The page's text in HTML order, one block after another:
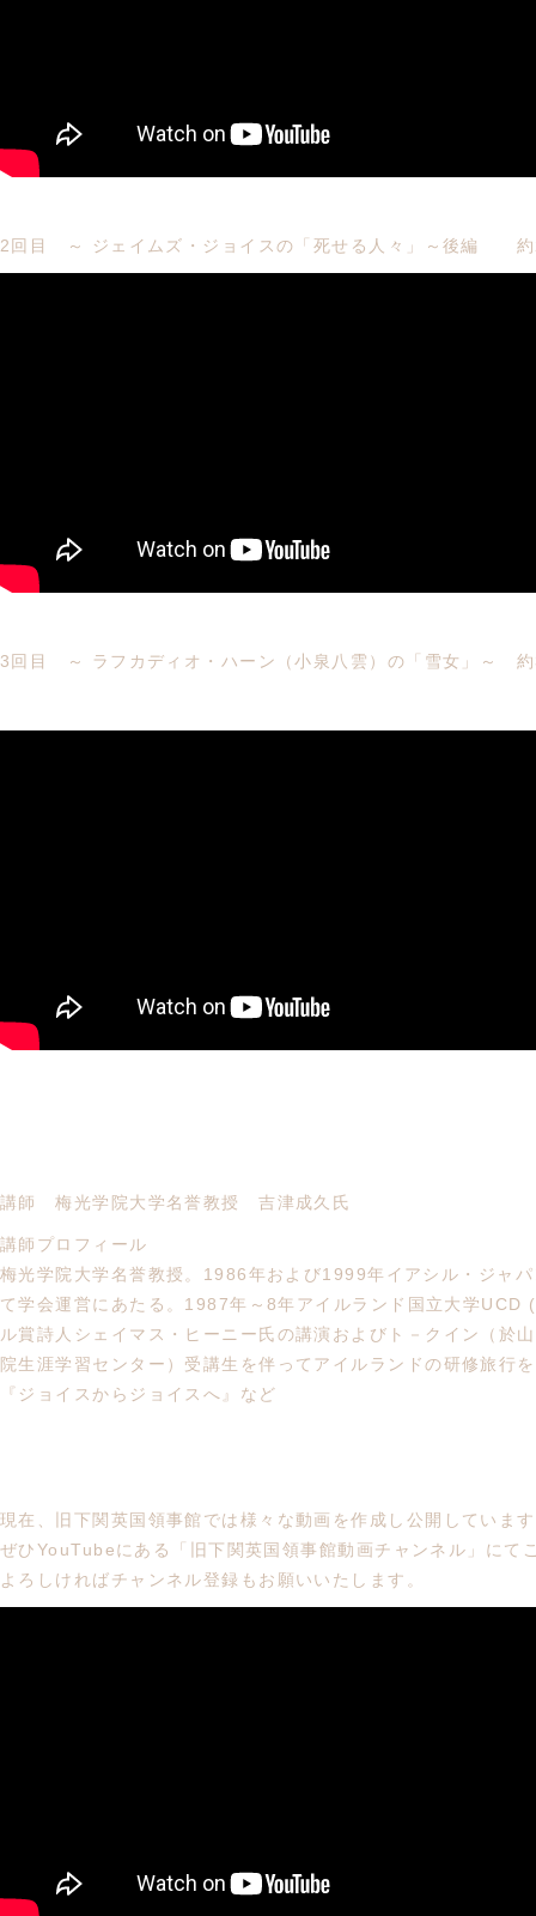
2回目 ～ ジェイムズ・ジョイスの「死せる人々」～後編
3回目 ～ ラフカディオ・ハーン（小泉八雲）の「雪女」～
講師 梅光学院大学名誉教授 吉津成久氏
講師プロフィール
梅光学院大学名誉教授。1986年および1999年イアシル・ジャ
て学会運営にあたる。1987年～8年アイルランド国立大学
ル賞詩人シェイマス・ヒーニー氏の講演およびト－クイン（於
院生涯学習センター）受講生を伴ってアイルランドの研修旅行
『ジョイスからジョイスへ』など
現在、旧下関英国領事館では様々な動画を作成し公開していま
ぜひYouTubeにある「旧下関英国領事館動画チャンネル」にて
よろしければチャンネル登録もお願いいたします。